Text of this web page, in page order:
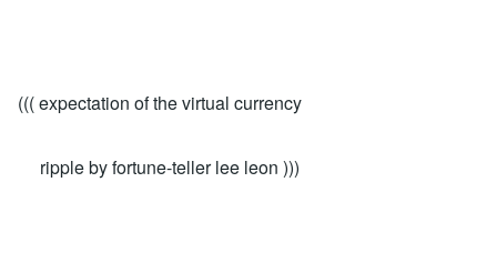
((( expectation of the virtual currency
ripple by fortune-teller lee leon )))